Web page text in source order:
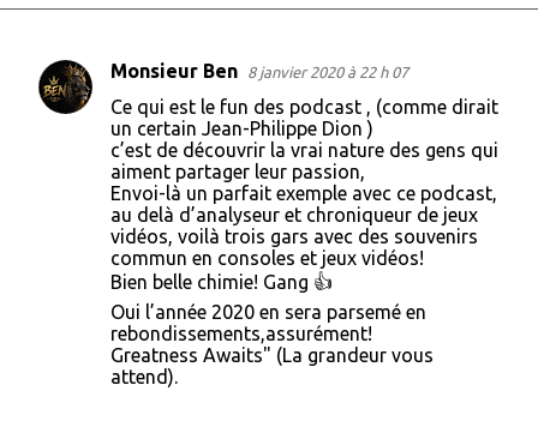
C
Monsieur Ben 8 janvier 2020 à 22 h 07
Ce qui est le fun des podcast , (comme dirait
un certain Jean-Philippe Dion )
c’est de découvrir la vrai nature des gens qui
aiment partager leur passion,
Envoi-là un parfait exemple avec ce podcast,
au delà d’analyseur et chroniqueur de jeux
vidéos, voilà trois gars avec des souvenirs
commun en consoles et jeux vidéos!
Bien belle chimie! Gang 👍
Oui l’année 2020 en sera parsemé en
rebondissements,assurément!
Greatness Awaits" (La grandeur vous
attend).